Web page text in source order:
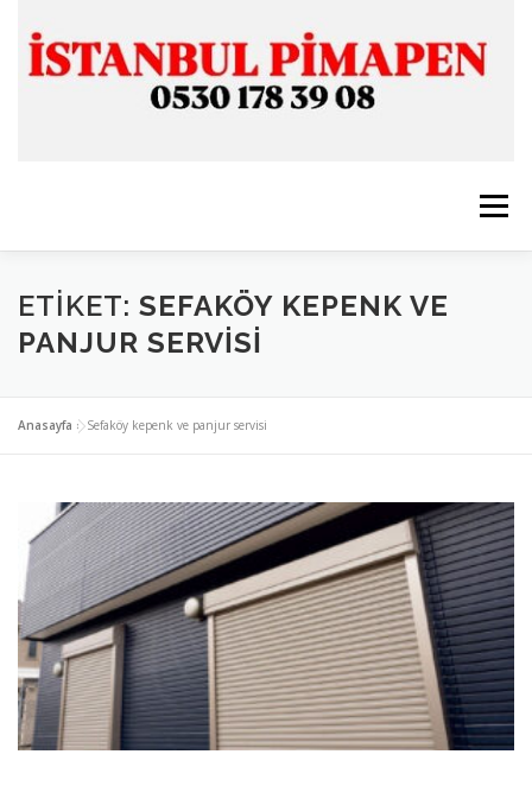
Menü
ANASAYFA İSTANBUL PİMAPEN
ETIKET: SEFAKÖY KEPENK VE
PANJUR SERVISI
Anasayfa »Sefaköy kepenk ve panjur servisi